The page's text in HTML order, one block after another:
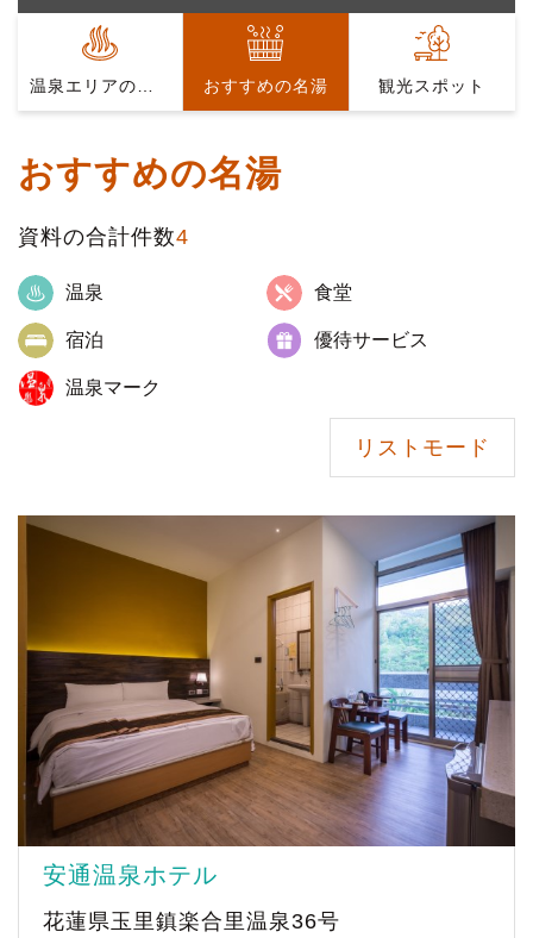
おすすめの名湯 観光スポット
おすすめの名湯
資料の合計件数4
温泉 食堂
宿泊 優待サービス
温泉マーク
リストモード
安通温泉ホテル
花蓮県玉里鎮楽合里温泉36号